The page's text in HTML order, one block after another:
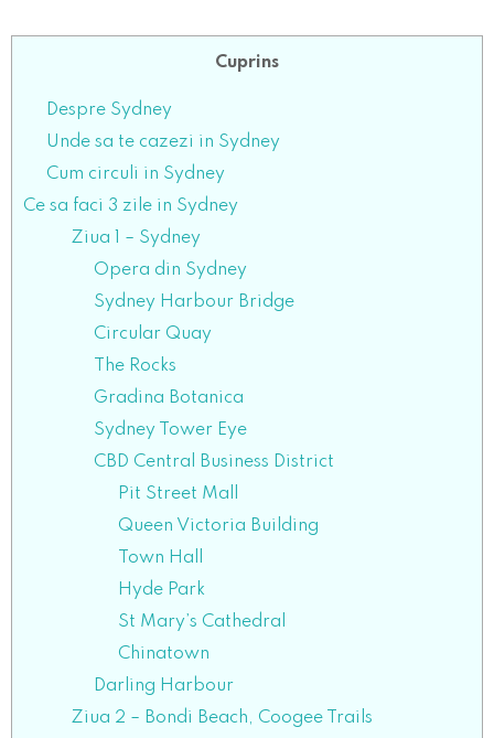
Cuprins
Despre Sydney
Unde sa te cazezi in Sydney
Cum circuli in Sydney
Ce sa faci 3 zile in Sydney
Ziua 1 – Sydney
Opera din Sydney
Sydney Harbour Bridge
Circular Quay
The Rocks
Gradina Botanica
Sydney Tower Eye
CBD Central Business District
Pit Street Mall
Queen Victoria Building
Town Hall
Hyde Park
St Mary’s Cathedral
Chinatown
Darling Harbour
Ziua 2 – Bondi Beach, Coogee Trails